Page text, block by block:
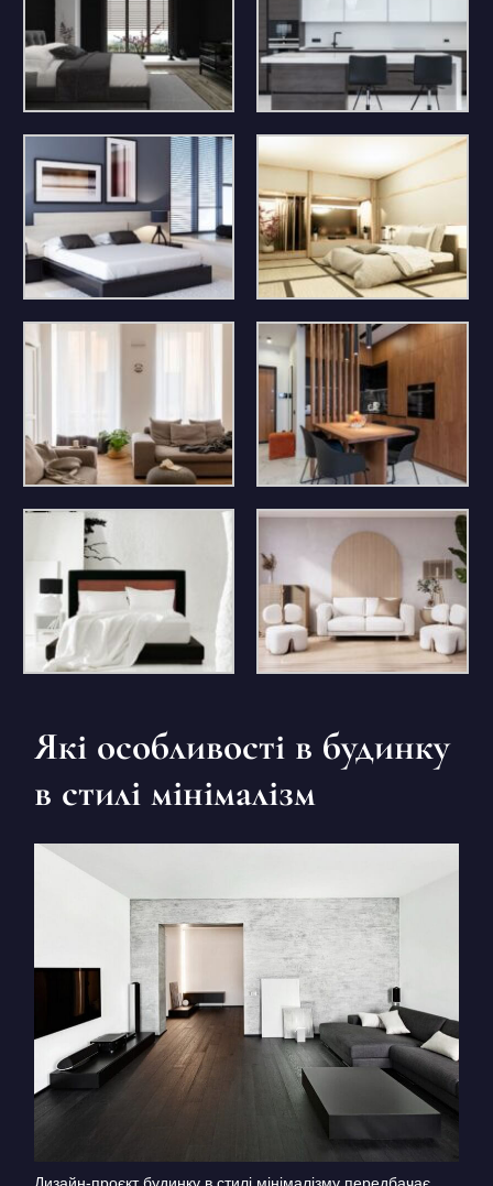
Які особливості в будинку
в стилі мінімалізм